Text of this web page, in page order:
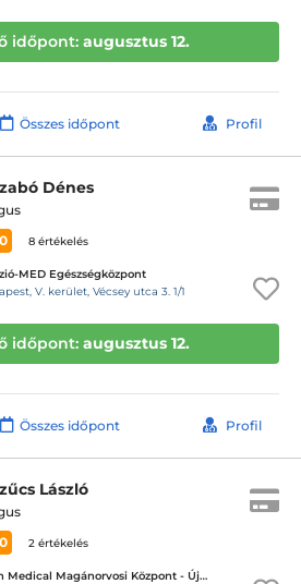
időpont: augusztus 12.
Összes időpont Profil
Dénes
8 értékelés
MED Egészségközpont
V. kerület, Vécsey utca 3. 1/1
időpont: augusztus 12.
Összes időpont Profil
László
2 értékelés
Oxygen Medical Magánorvosi Központ - Újpest